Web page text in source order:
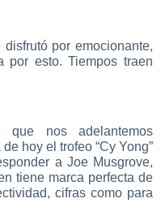
por emocionante,
esto. Tiempos traen
que nos adel antemos
hoy el trofeo “Cy Yong”
a Joe Musgrove,
tiene marca perfecta de
cifras como para